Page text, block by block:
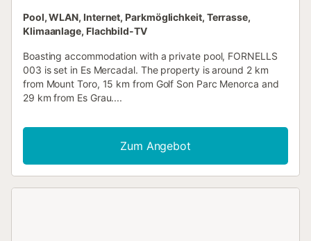
Pool, WLAN, Internet, Parkmöglichkeit, Terrasse,
Klimaanlage, Flachbild-TV
Boasting accommodation with a private pool, FORNELLS
003 is set in Es Mercadal. The property is around 2 km
from Mount Toro, 15 km from Golf Son Parc Menorca and
29 km from Es Grau....
Zum Angebot